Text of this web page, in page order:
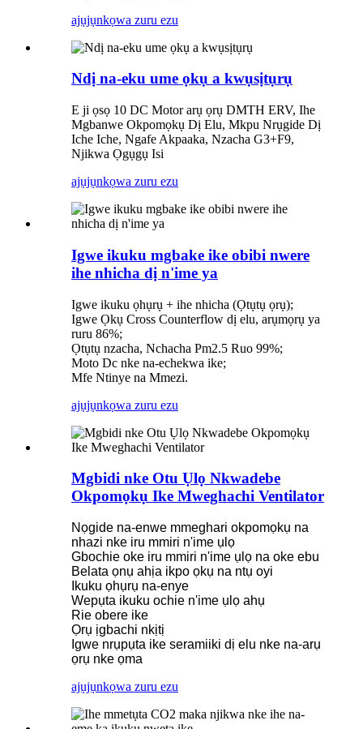
ajụjụnkọwa zuru ezu
Ndị na-eku ume ọkụ a kwụsịtụrụ
E ji ọsọ 10 DC Motor arụ ọrụ DMTH ERV, Ihe
Mgbanwe Okpomọkụ Dị Elu, Mkpu Nrụgide Dị
Iche Iche, Ngafe Akpaaka, Nzacha G3+F9,
Njikwa Ọgụgụ Isi
ajụjụnkọwa zuru ezu
Igwe ikuku mgbake ike obibi nwere
ihe nhicha dị n'ime ya
Igwe ikuku ọhụrụ + ihe nhicha (Ọtụtụ ọrụ);
Igwe Ọkụ Cross Counterflow dị elu, arụmọrụ ya
ruru 86%;
Ọtụtụ nzacha, Nchacha Pm2.5 Ruo 99%;
Moto Dc nke na-echekwa ike;
Mfe Ntinye na Mmezi.
ajụjụnkọwa zuru ezu
Mgbidi nke Otu Ụlọ Nkwadebe
Okpomọkụ Ike Mweghachi Ventilator
Nọgide na-enwe mmeghari okpomọkụ na
nhazi nke iru mmiri n'ime ụlọ
Gbochie oke iru mmiri n'ime ụlọ na oke ebu
Belata ọnụ ahịa ikpo ọkụ na ntụ oyi
Ikuku ọhụrụ na-enye
Wepụta ikuku ochie n'ime ụlọ ahụ
Rie obere ike
Ọrụ ịgbachi nkịtị
Igwe nrụpụta ike seramiiki dị elu nke na-arụ
ọrụ nke ọma
ajụjụnkọwa zuru ezu